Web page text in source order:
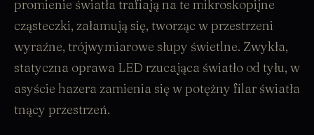
promienie światła trafiają na te mikroskopijne
cząsteczki, załamują się, tworząc w przestrzeni
wyraźne, trójwymiarowe słupy świetlne. Zwykła,
statyczna oprawa LED rzucająca światło od tyłu, w
asyście hazera zamienia się w potężny filar światła
tnący przestrzeń.